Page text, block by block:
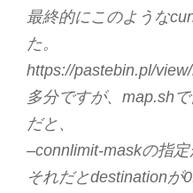
最終的にこのような
た。
https://pastebin.pl/
多分ですが、map.sh
だと、
–connlimit-maskの指定
それだとdestinationが